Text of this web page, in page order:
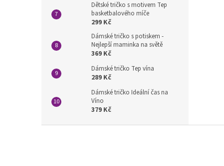
Dětské tričko s motivem Tep
basketbalového míče
299 Kč
Dámské tričko s potiskem -
Nejlepší maminka na světě
369 Kč
Dámské tričko Tep vína
289 Kč
Dámské tričko Ideální čas na
Víno
379 Kč